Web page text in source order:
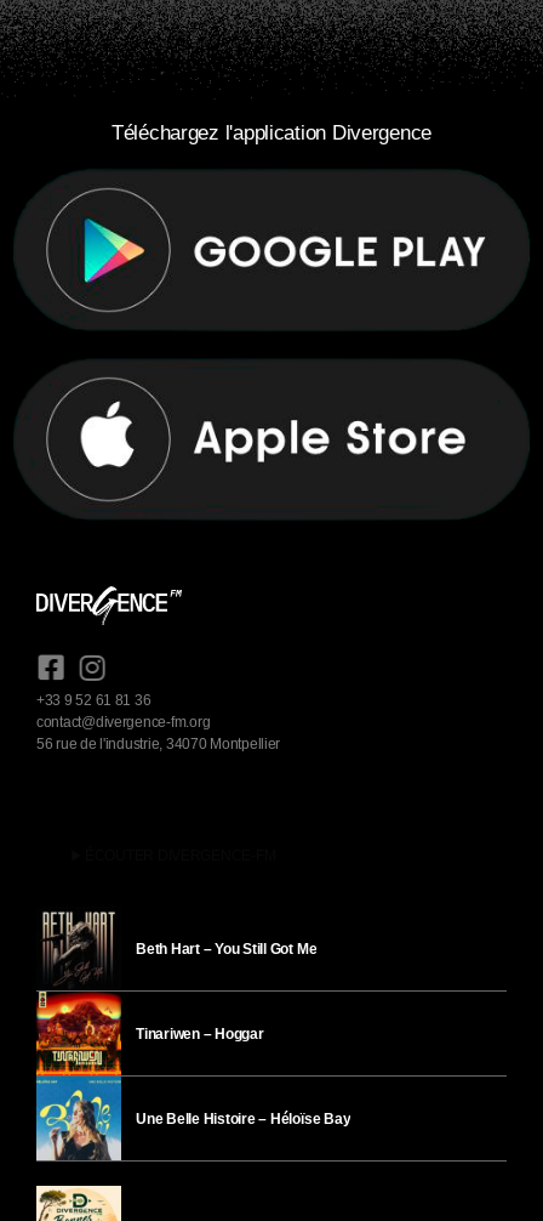
Téléchargez l'application Divergence
+33 9 52 61 81 36
contact@divergence-fm.org
56 rue de l'industrie, 34070 Montpellier
Beth Hart – You Still Got Me
Tinariwen – Hoggar
Une Belle Histoire – Héloïse Bay